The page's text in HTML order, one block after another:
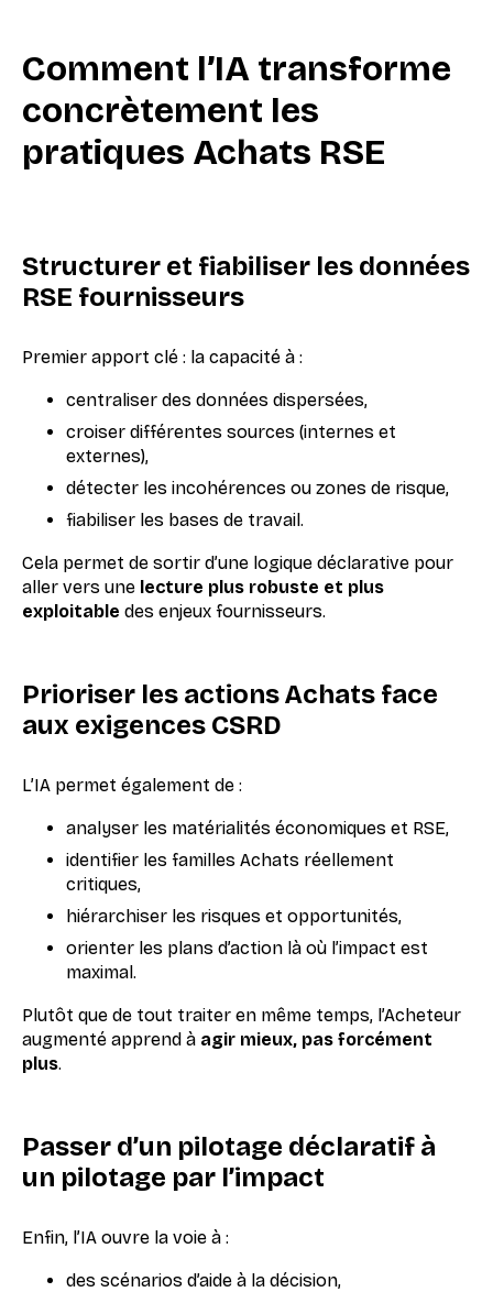
Comment l’IA transforme
concrètement les
pratiques Achats RSE
Structurer et fiabiliser les données
RSE fournisseurs
Premier apport clé : la capacité à :
centraliser des données dispersées,
croiser différentes sources (internes et
externes),
détecter les incohérences ou zones de risque,
fiabiliser les bases de travail.
Cela permet de sortir d’une logique déclarative pour
aller vers une lecture plus robuste et plus
exploitable des enjeux fournisseurs.
Prioriser les actions Achats face
aux exigences CSRD
L’IA permet également de :
analyser les matérialités économiques et RSE,
identifier les familles Achats réellement
critiques,
hiérarchiser les risques et opportunités,
orienter les plans d’action là où l’impact est
maximal.
Plutôt que de tout traiter en même temps, l’Acheteur
augmenté apprend à agir mieux, pas forcément
plus.
Passer d’un pilotage déclaratif à
un pilotage par l’impact
Enfin, l’IA ouvre la voie à :
des scénarios d’aide à la décision,